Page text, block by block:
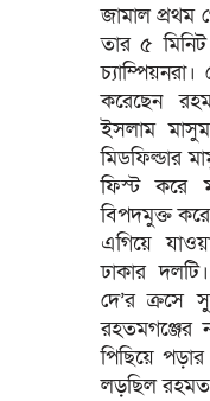
জামাল প্রথম
তার ৫
করেছেন
ইসলাম
মিডফিল্ডার
ফিস্ট করে
বিপদমুক্ত
এগিয়ে
ঢাকার
দে’র ক্রসে
রহতমগঞ্জের
পিছিয়ে
লড়ছিল